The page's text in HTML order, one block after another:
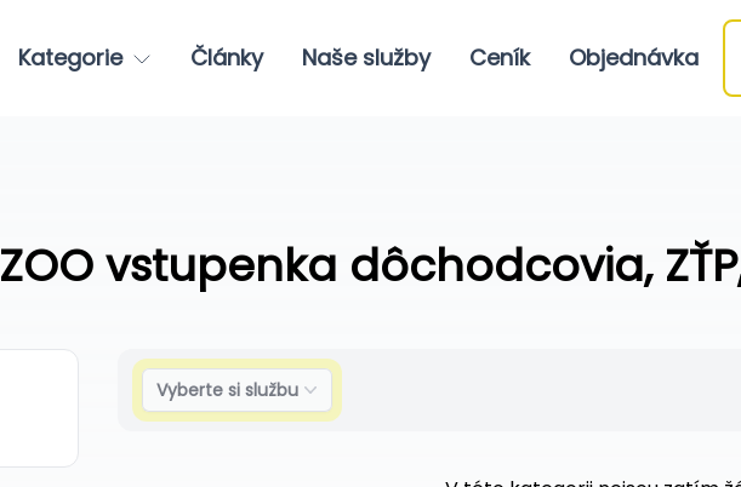
Kategorie Články Naše služby Ceník Objednávka
ZOO vstupenka dôchodcovia,
Vyberte si službu